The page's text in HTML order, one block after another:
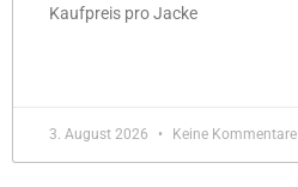
Kaufpreis pro Jacke
3. August 2026 Keine Kommentare